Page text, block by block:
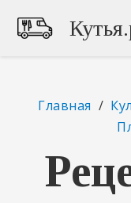
Главная /